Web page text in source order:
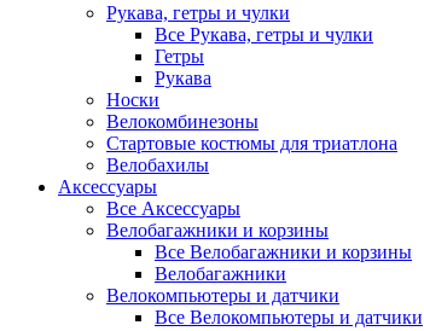
Рукава, гетры и чулки
Все Рукава, гетры и чулки
Гетры
Рукава
Носки
Велокомбинезоны
Стартовые костюмы для триатлона
Велобахилы
Аксессуары
Все Аксессуары
Велобагажники и корзины
Все Велобагажники и корзины
Велобагажники
Велокомпьютеры и датчики
Все Велокомпьютеры и датчики